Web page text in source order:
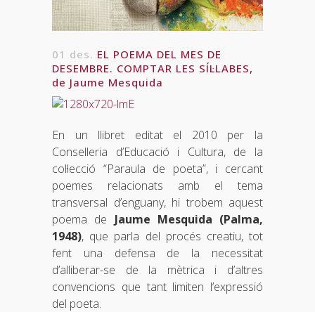
01 des. EL POEMA DEL MES DE
DESEMBRE. COMPTAR LES SÍL·LABES,
de Jaume Mesquida
En un llibret editat el 2010 per la
Conselleria d’Educació i Cultura, de la
col·lecció “Paraula de poeta”, i cercant
poemes relacionats amb el tema
transversal d’enguany, hi trobem aquest
poema de Jaume Mesquida (Palma,
1948), que parla del procés creatiu, tot
fent una defensa de la necessitat
d’alliberar-se de la mètrica i d’altres
convencions que tant limiten l’expressió
del poeta.